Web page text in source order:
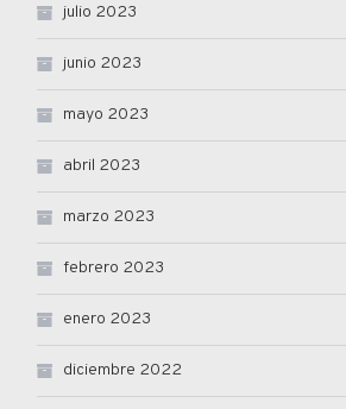
julio 2023
junio 2023
mayo 2023
abril 2023
marzo 2023
febrero 2023
enero 2023
diciembre 2022